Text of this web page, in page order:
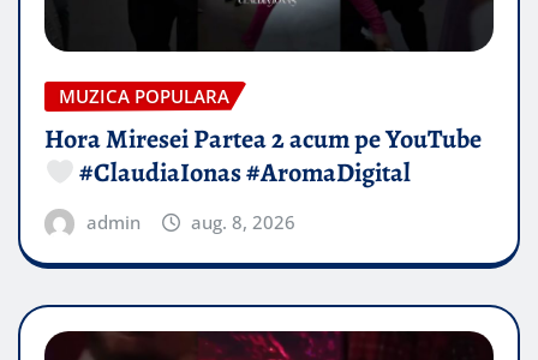
MUZICA POPULARA
Hora Miresei Partea 2 acum pe YouTube
#ClaudiaIonas #AromaDigital
admin aug. 8, 2026